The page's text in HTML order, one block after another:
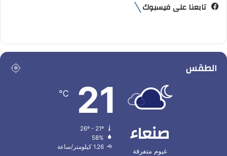
تابعنا على فيسبوك
الطقس
صنعاء
غيوم متفرقة
21
℃
58%
1.26 كيلومتر/ساعة